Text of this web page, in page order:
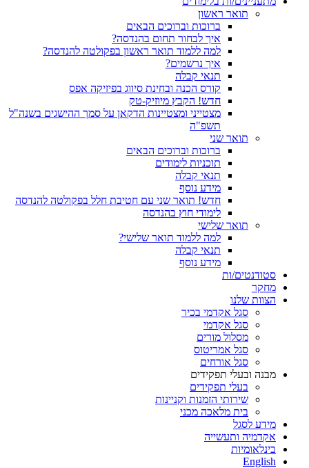
תואר ראשון
ברוכות וברוכים הבאים
איך לבחור תחום בהנדסה?
למה ללמוד תואר ראשון בפקולטה להנדסה?
איך נרשמים?
תנאי קבלה
קורס הכנה ובחינת סיווג בפיזיקה אפס
חדש! הקבץ מיוזיק-טק
מצטייני ומצטיינות הדקאן על סמך ההישגים בשנה"ל
תשפ"ה
תואר שני
ברוכות וברוכים הבאים
תוכניות לימודים
תנאי קבלה
מידע נוסף
חדש! תואר שני עם חטיבת חלל בפקולטה להנדסה
לימודי חוץ בהנדסה
תואר שלישי
למה ללמוד תואר שלישי?
תנאי קבלה
מידע נוסף
סטודנטים/ות
מחקר
הצוות שלנו
סגל אקדמי בכיר
סגל אקדמי
מסלול מורים
סגל אמריטוס
סגל אורחים
מבנה ובעלי תפקידים
בעלי תפקידים
שירותי הזמנות וקניינות
בית מלאכה מכני
מידע לסגל
אקדמיה ותעשייה
בינלאומיות
English